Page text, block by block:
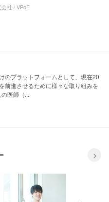
社 / VPoE
のプラットフォームとして、現在20
前進させるために様々な取り組みを
医師（...